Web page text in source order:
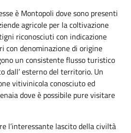
è Montopoli dove sono presenti
agricole per la coltivazione
riconosciuti con indicazione
con denominazione di origine
un consistente flusso turistico
dall’ esterno del territorio. Un
vitivinicola conosciuto ed
dove è possibile pure visitare
l’interessante lascito della civiltà